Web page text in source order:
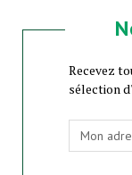
Recevez
sélection